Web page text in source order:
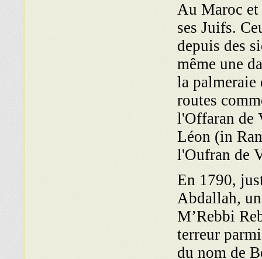
Au Maroc et
ses Juifs.
depuis des
même une
la palmeraie
routes
l'Offaran de
Léon (in
l'Oufran de
En 1790,
Abdallah,
M’Rebbi
terreur
du nom de